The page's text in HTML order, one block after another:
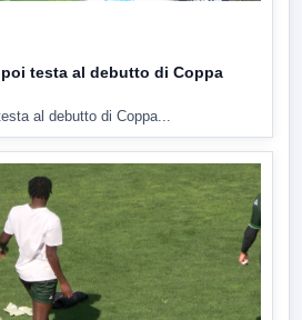
testa al debutto di Coppa
al debutto di Coppa...